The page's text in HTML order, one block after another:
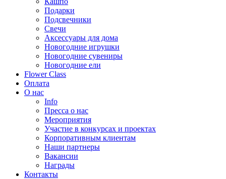
Подарки
Подсвечники
Свечи
Аксессуары для дома
Новогодние игрушки
Новогодние сувениры
Новогодние ели
Flower Class
Оплата
О нас
Info
Пресса о нас
Мероприятия
Участие в конкурсах и проектах
Корпоративным клиентам
Наши партнеры
Вакансии
Награды
Контакты